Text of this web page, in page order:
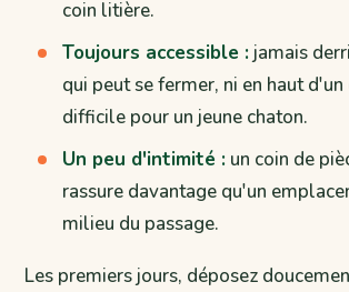
coin litière.
Toujours accessible :jamais
qui peut se fermer, ni en haut
difficile pour un jeune chaton.
Un peu d'intimité : un coin de
rassure davantage qu'un
milieu du passage.
Les premiers jours, déposez